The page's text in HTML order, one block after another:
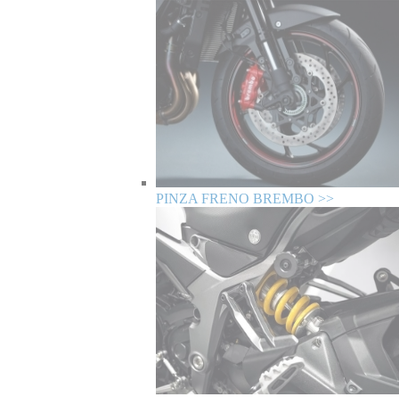
PINZA FRENO BREMBO >>